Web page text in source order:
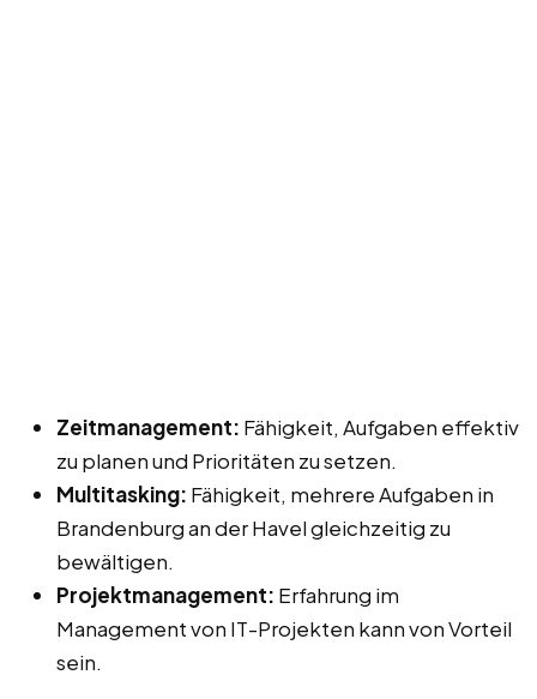
Zeitmanagement: Fähigkeit, Aufgaben effektiv
zu planen und Prioritäten zu setzen.
Multitasking: Fähigkeit, mehrere Aufgaben in
Brandenburg an der Havel gleichzeitig zu
bewältigen.
Projektmanagement: Erfahrung im
Management von IT-Projekten kann von Vorteil
sein.